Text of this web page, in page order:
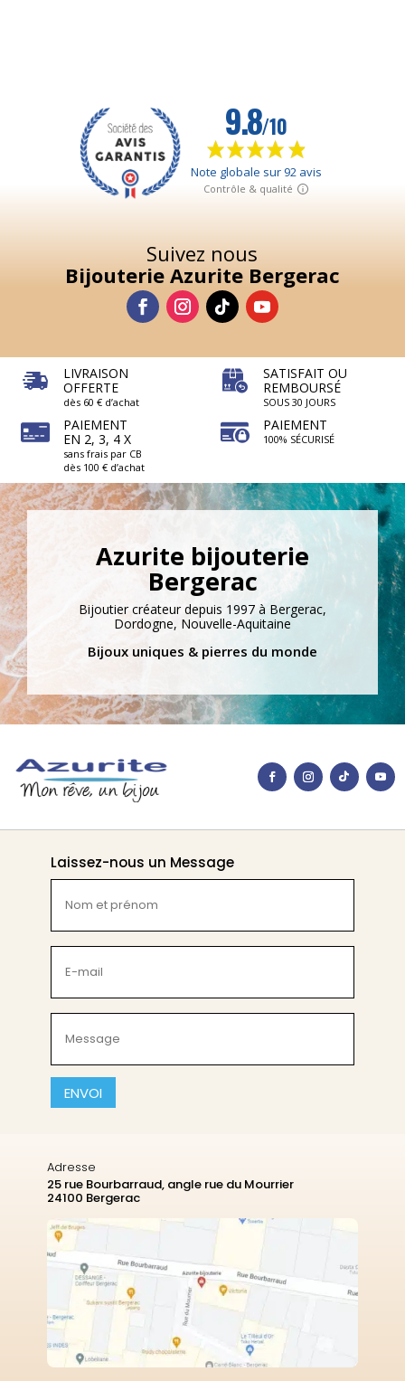
Suivez nous
Bijouterie Azurite Bergerac
LIVRAISON
OFFERTE
dès 60 € d’achat
PAIEMENT
EN 2, 3, 4 X
sans frais par CB
dès 100 € d’achat
SATISFAIT OU
REMBOURSÉ
SOUS 30 JOURS
PAIEMENT
100% SÉCURISÉ
Azurite bijouterie
Bergerac
Bijoutier créateur depuis 1997 à Bergerac,
Dordogne, Nouvelle-Aquitaine
Bijoux uniques & pierres du monde
Laissez-nous un Message
et
prénom
(Nécessaire)
mail
(Nécessaire)
(Nécessaire)
CAPTCHA
Adresse
25 rue Bourbarraud, angle rue du Mourrier
24100 Bergerac